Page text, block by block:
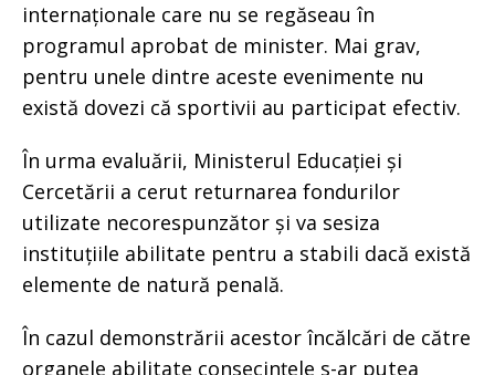
internaționale care nu se regăseau în
programul aprobat de minister. Mai grav,
pentru unele dintre aceste evenimente nu
există dovezi că sportivii au participat efectiv.
În urma evaluării, Ministerul Educației și
Cercetării a cerut returnarea fondurilor
utilizate necorespunzător și va sesiza
instituțiile abilitate pentru a stabili dacă există
elemente de natură penală.
În cazul demonstrării acestor încălcări de către
organele abilitate consecințele s-ar putea